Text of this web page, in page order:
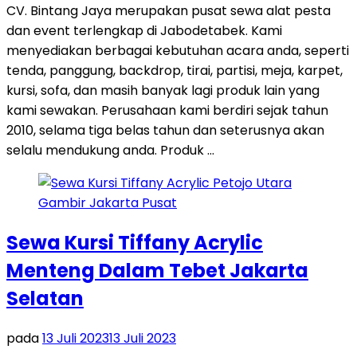
CV. Bintang Jaya merupakan pusat sewa alat pesta
dan event terlengkap di Jabodetabek. Kami
menyediakan berbagai kebutuhan acara anda, seperti
tenda, panggung, backdrop, tirai, partisi, meja, karpet,
kursi, sofa, dan masih banyak lagi produk lain yang
kami sewakan. Perusahaan kami berdiri sejak tahun
2010, selama tiga belas tahun dan seterusnya akan
selalu mendukung anda. Produk …
Sewa Kursi Tiffany Acrylic
Menteng Dalam Tebet Jakarta
Selatan
pada13 Juli 202313 Juli 2023